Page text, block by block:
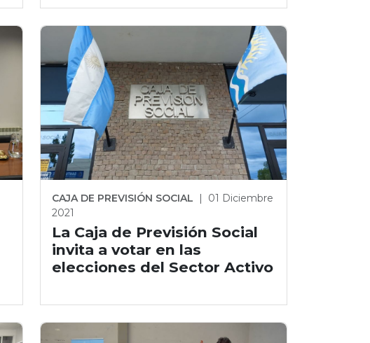
CAJA DE PREVISIÓN SOCIAL |
01 Diciembre
2021
La Caja de Previsión Social
invita a votar en las
elecciones del Sector Activo